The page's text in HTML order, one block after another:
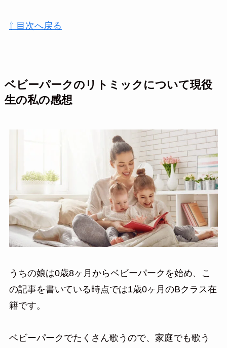
⇧ 目次へ戻る
ベビーパークのリトミックについて現役
生の私の感想
うちの娘は0歳8ヶ月からベビーパークを始め、こ
の記事を書いている時点では1歳0ヶ月のBクラス在
籍です。
ベビーパークでたくさん歌うので、家庭でも歌う